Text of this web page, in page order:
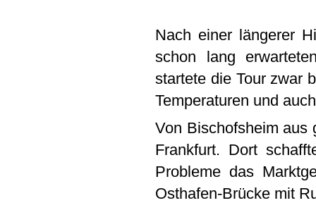
Nach einer längerer
schon lang
startete die Tour zwar
Temperaturen und
Von Bischofsheim aus
Frankfurt. Dort
Probleme das
Osthafen-Brücke mit